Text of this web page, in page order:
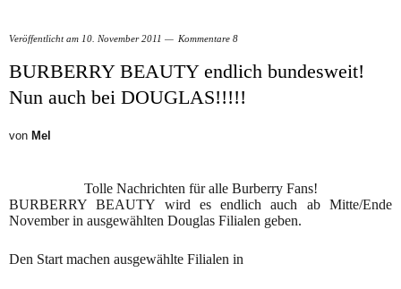
Veröffentlicht am 10. November 2011 Kommentare 8
BURBERRY BEAUTY endlich bundesweit!
Nun auch bei DOUGLAS!!!!!
von Mel
Tolle Nachrichten für alle Burberry Fans!
BURBERRY BEAUTY wird es endlich auch ab Mitte/Ende
November in ausgewählten Douglas Filialen geben.
Den Start machen ausgewählte Filialen in